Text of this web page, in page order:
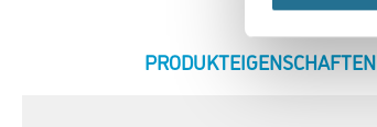
CURRENT
PRODUKTEIGENSCHAFTEN